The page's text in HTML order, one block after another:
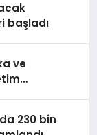
başladı
ve
230 bin